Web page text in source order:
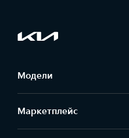
Модели
Маркетплейс